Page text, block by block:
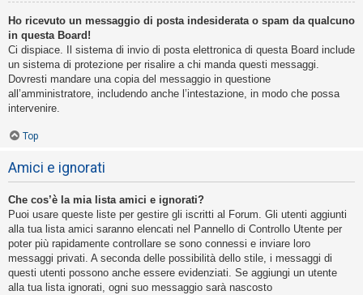
Ho ricevuto un messaggio di posta indesiderata o spam da qualcuno
in questa Board!
Ci dispiace. Il sistema di invio di posta elettronica di questa Board include
un sistema di protezione per risalire a chi manda questi messaggi.
Dovresti mandare una copia del messaggio in questione
all’amministratore, includendo anche l’intestazione, in modo che possa
intervenire.
Top
Amici e ignorati
Che cos’è la mia lista amici e ignorati?
Puoi usare queste liste per gestire gli iscritti al Forum. Gli utenti aggiunti
alla tua lista amici saranno elencati nel Pannello di Controllo Utente per
poter più rapidamente controllare se sono connessi e inviare loro
messaggi privati. A seconda delle possibilità dello stile, i messaggi di
questi utenti possono anche essere evidenziati. Se aggiungi un utente
alla tua lista ignorati, ogni suo messaggio sarà nascosto